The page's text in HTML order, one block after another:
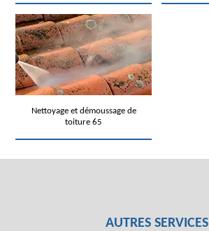
Nettoyage et démoussage de
toiture 65
AUTRES SERVICES